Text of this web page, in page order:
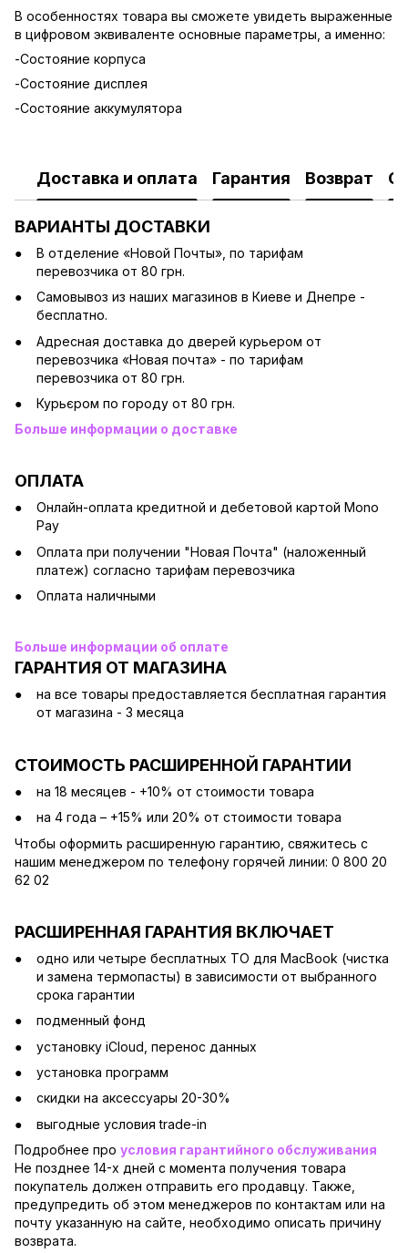
В особенностях товара вы сможете увидеть выраженные
в цифровом эквиваленте основные параметры, а именно:
-Состояние корпуса
-Состояние дисплея
-Состояние аккумулятора
Доставка и оплата Гарантия Возврат
ВАРИАНТЫ ДОСТАВКИ
В отделение «Новой Почты», по тарифам
перевозчика от 80 грн.
Cамовывоз из наших магазинов в Киеве и Днепре -
бесплатно.
Адресная доставка до дверей курьером от
перевозчика «Новая почта» - по тарифам
перевозчика от 80 грн.
Курьєром по городу от 80 грн.
Больше информации о доставке
ОПЛАТА
Онлайн-оплата кредитной и дебетовой картой Mono
Pay
Оплата при получении "Новая Почта" (наложенный
платеж) согласно тарифам перевозчика
Оплата наличными
Больше информации об оплате
ГАРАНТИЯ ОТ МАГАЗИНА
на все товары предоставляется бесплатная гарантия
от магазина - 3 месяца
СТОИМОСТЬ РАСШИРЕННОЙ ГАРАНТИИ
на 18 месяцев - +10% от стоимости товара
на 4 года – +15% или 20% от стоимости товара
Чтобы оформить расширенную гарантию, свяжитесь с
нашим менеджером по телефону горячей линии: 0 800 20
62 02
РАСШИРЕННАЯ ГАРАНТИЯ ВКЛЮЧАЕТ
одно или четыре бесплатных ТО для MacBook (чистка
и замена термопасты) в зависимости от выбранного
срока гарантии
подменный фонд
установку iCloud, перенос данных
установка программ
скидки на аксессуары 20-30%
выгодные условия trade-in
Подробнее про условия гарантийного обслуживания
Не позднее 14-х дней с момента получения товара
покупатель должен отправить его продавцу. Также,
предупредить об этом менеджеров по контактам или на
почту указанную на сайте, необходимо описать причину
возврата.